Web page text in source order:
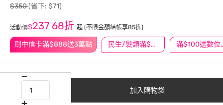
刷中信卡滿$888送3萬點 民生/髮類滿$388送舒潔冰巾 滿
$350(省下: $71)
活動價$237 68折 起 (不限金額結帳享85折)
加入購物袋